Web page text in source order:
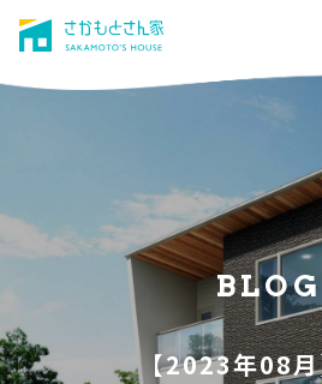
BLOG
【2023年08